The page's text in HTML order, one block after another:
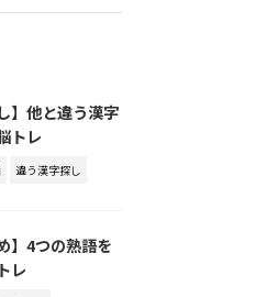
】他と違う漢字
トレ
違う漢字探し
】4つの熟語を
レ